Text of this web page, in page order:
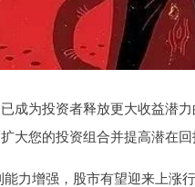
成为投资者释放更大收益潜
大您的投资组合并提高潜在回
力增强，股市有望迎来上涨行